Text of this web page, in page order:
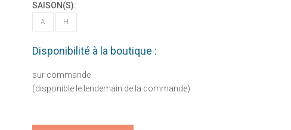
SAISON(S):
A H
Disponibilité à la boutique :
sur commande
(disponible le lendemain de la commande)